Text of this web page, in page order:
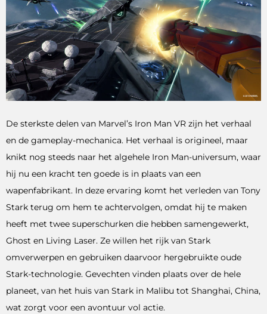
De sterkste delen van Marvel’s Iron Man VR zijn het verhaal
en de gameplay-mechanica. Het verhaal is origineel, maar
knikt nog steeds naar het algehele Iron Man-universum, waar
hij nu een kracht ten goede is in plaats van een
wapenfabrikant. In deze ervaring komt het verleden van Tony
Stark terug om hem te achtervolgen, omdat hij te maken
heeft met twee superschurken die hebben samengewerkt,
Ghost en Living Laser. Ze willen het rijk van Stark
omverwerpen en gebruiken daarvoor hergebruikte oude
Stark-technologie. Gevechten vinden plaats over de hele
planeet, van het huis van Stark in Malibu tot Shanghai, China,
wat zorgt voor een avontuur vol actie.